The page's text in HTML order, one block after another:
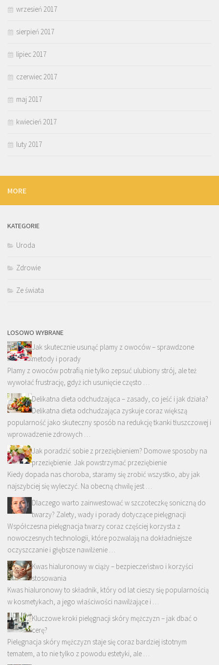
wrzesień 2017
sierpień 2017
lipiec 2017
czerwiec 2017
maj 2017
kwiecień 2017
luty 2017
MORE
KATEGORIE
Uroda
Zdrowie
Ze świata
LOSOWO WYBRANE
Jak skutecznie usunąć plamy z owoców – sprawdzone
metody i porady
Plamy z owoców potrafią nie tylko zepsuć ulubiony strój, ale też
wywołać frustrację, gdyż ich usunięcie często …
Delikatna dieta odchudzająca – zasady, co jeść i jak działa?
Delikatna dieta odchudzająca zyskuje coraz większą
popularność jako skuteczny sposób na redukcję tkanki tłuszczowej i
wprowadzenie zdrowych …
Jak poradzić sobie z przeziębieniem? Domowe sposoby na
przeziębienie. Jak powstrzymać przeziębienie
Kiedy dopada nas choroba, staramy się zrobić wszystko, aby jak
najszybciej się wyleczyć. Na obecną chwilę jest …
Dlaczego warto zainwestować w szczoteczkę soniczną do
twarzy? Zalety, wady i porady dotyczące pielęgnacji
Współczesna pielęgnacja twarzy coraz częściej korzysta z
nowoczesnych technologii, które pozwalają na dokładniejsze
oczyszczanie i głębsze nawilżenie …
Kwas hialuronowy w ciąży – bezpieczeństwo i korzyści
stosowania
Kwas hialuronowy to składnik, który od lat cieszy się popularnością
w kosmetykach, a jego właściwości nawilżające i …
Kluczowe kroki pielęgnacji skóry mężczyzn – jak dbać o
cerę?
Pielęgnacja skóry mężczyzn staje się coraz bardziej istotnym
tematem, a to nie tylko z powodu estetyki, ale …